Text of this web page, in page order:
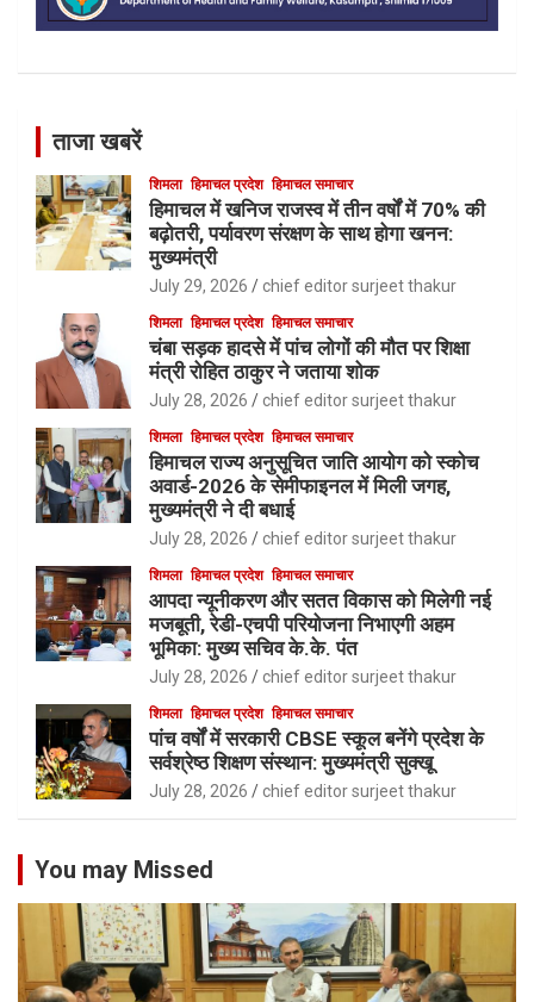
ताजा खबरें
शिमला हिमाचल प्रदेश हिमाचल समाचार
हिमाचल में खनिज राजस्व में तीन वर्षों में 70% की
बढ़ोतरी, पर्यावरण संरक्षण के साथ होगा खनन:
मुख्यमंत्री
July 29, 2026 chief editor surjeet thakur
शिमला हिमाचल प्रदेश हिमाचल समाचार
चंबा सड़क हादसे में पांच लोगों की मौत पर शिक्षा
मंत्री रोहित ठाकुर ने जताया शोक
July 28, 2026 chief editor surjeet thakur
शिमला हिमाचल प्रदेश हिमाचल समाचार
हिमाचल राज्य अनुसूचित जाति आयोग को स्कोच
अवार्ड-2026 के सेमीफाइनल में मिली जगह,
मुख्यमंत्री ने दी बधाई
July 28, 2026 chief editor surjeet thakur
शिमला हिमाचल प्रदेश हिमाचल समाचार
आपदा न्यूनीकरण और सतत विकास को मिलेगी नई
मजबूती, रेडी-एचपी परियोजना निभाएगी अहम
भूमिका: मुख्य सचिव के.के. पंत
July 28, 2026 chief editor surjeet thakur
शिमला हिमाचल प्रदेश हिमाचल समाचार
पांच वर्षों में सरकारी CBSE स्कूल बनेंगे प्रदेश के
सर्वश्रेष्ठ शिक्षण संस्थान: मुख्यमंत्री सुक्खू
July 28, 2026 chief editor surjeet thakur
You may Missed